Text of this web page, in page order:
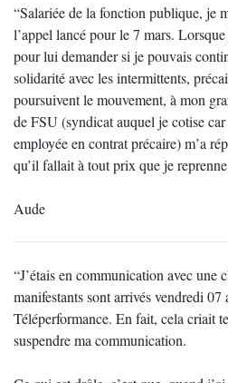
“Salariée de la fonction publique, je
l’appel lancé pour le 7 mars.
pour lui demander si je pouvais
solidarité avec les intermittents,
poursuivent le mouvement, à mon
de FSU (syndicat auquel je cotise
employée en contrat précaire) m’a
qu’il fallait à tout prix que je
Aude
“J’étais en communication avec une
manifestants sont arrivés vendredi
Téléperformance. En fait, cela criait
suspendre ma communication.